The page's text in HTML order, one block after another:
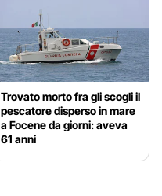
Trovato morto fra gli scogli il
pescatore disperso in mare
a Focene da giorni: aveva
61 anni